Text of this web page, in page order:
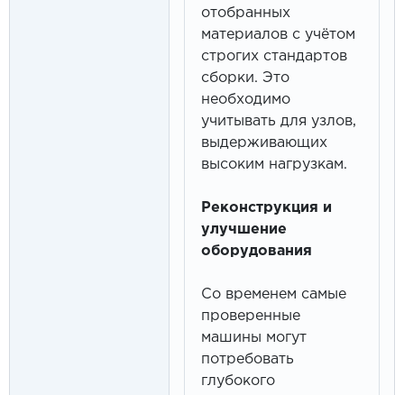
отобранных
материалов с учётом
строгих стандартов
сборки. Это
необходимо
учитывать для узлов,
выдерживающих
высоким нагрузкам.
Реконструкция и
улучшение
оборудования
Со временем самые
проверенные
машины могут
потребовать
глубокого